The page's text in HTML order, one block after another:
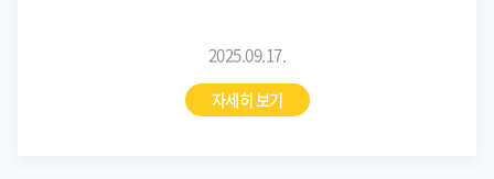
2025.09.17.
자세히 보기